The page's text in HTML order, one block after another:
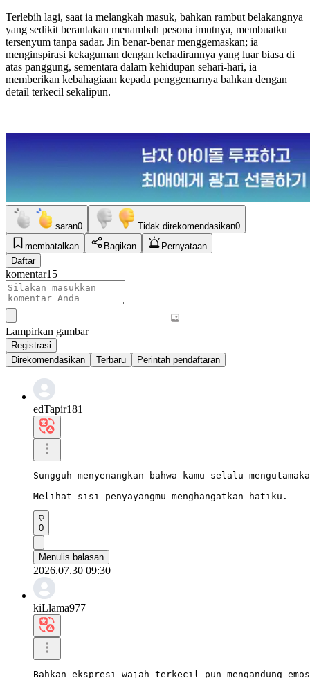
Terlebih lagi, saat ia melangkah masuk, bahkan rambut belakangnya
yang sedikit berantakan menambah pesona imutnya, membuatku
tersenyum tanpa sadar. Jin benar-benar menggemaskan; ia
menginspirasi kekaguman dengan kehadirannya yang luar biasa di
atas panggung, sementara dalam kehidupan sehari-hari, ia
memberikan kebahagiaan kepada penggemarnya bahkan dengan
detail terkecil sekalipun.
saran0 Tidak direkomendasikan0
membatalkan
Bagikan
Pernyataan
Daftar
komentar15
Lampirkan gambar
Registrasi
Direkomendasikan
Terbaru Perintah pendaftaran
edTapir181
Sungguh menyenangkan bahwa kamu selalu
Melihat sisi penyayangmu menghangatkan hatiku.
0
Menulis balasan
2026.07.30 09:30
kiLlama977
Bahkan ekspresi wajah terkecil pun mengandung